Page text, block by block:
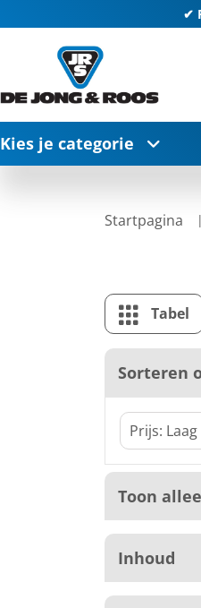
✔
Kies je categorie
Startpagina
Tabel
Sorteren
Toon
Inhoud